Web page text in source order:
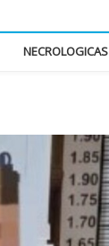
NECROLOGICAS